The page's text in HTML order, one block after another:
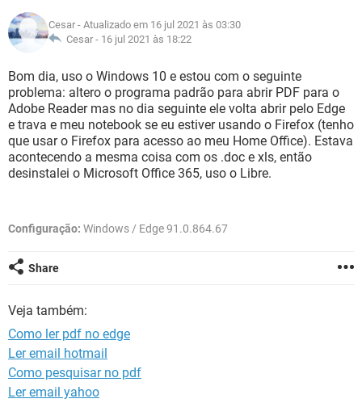
GUIA DE COMPRAS
OUTLOOK EXCEL
INSTAGRAM
GUIA DE COMPRAS
CELULAR
INSTAGRAM GMAIL
GLOSSÁRIO
JOGOS
CELULAR FACEBOOK
OUTLOOK EXCEL
INSTAGRAM GMAIL
GUIA DE COMPRAS
Cesar - Atualizado em 16 jul 2021 às 03:30
Cesar - 16 jul 2021 às 18:22
Bom dia, uso o Windows 10 e estou com o seguinte
problema: altero o programa padrão para abrir PDF para o
Adobe Reader mas no dia seguinte ele volta abrir pelo Edge
e trava e meu notebook se eu estiver usando o Firefox (tenho
que usar o Firefox para acesso ao meu Home Office). Estava
acontecendo a mesma coisa com os .doc e xls, então
desinstalei o Microsoft Office 365, uso o Libre.
Configuração: Windows / Edge 91.0.864.67
Share
Veja também:
Como ler pdf no edge
Ler email hotmail
Como pesquisar no pdf
Ler email yahoo